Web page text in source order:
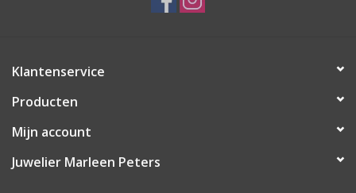
Klantenservice
Producten
Mijn account
Juwelier Marleen Peters